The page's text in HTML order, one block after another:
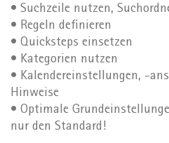
• Suchzeile nutzen,
• Regeln definieren
• Quicksteps einsetzen
• Kategorien nutzen
• Kalendereinstellungen, -
Hinweise
• Optimale
nur den Standard!